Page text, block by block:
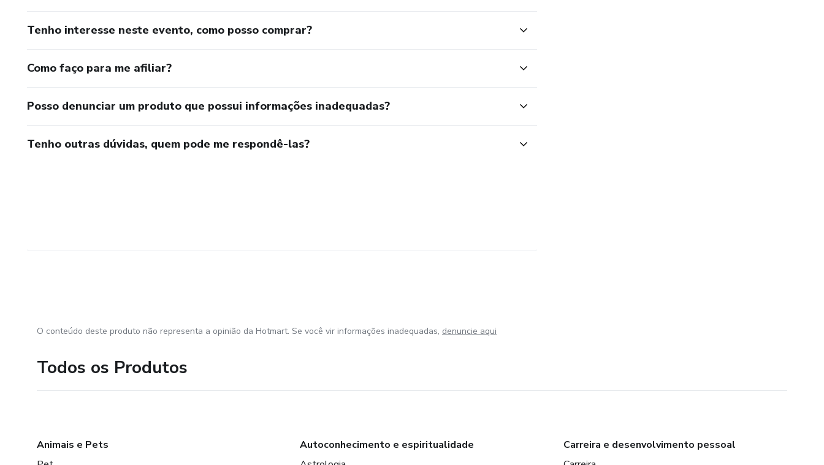
Tenho interesse neste evento, como posso comprar?
Como faço para me afiliar?
Posso denunciar um produto que possui informações inadequadas?
Tenho outras dúvidas, quem pode me respondê-las?
O conteúdo deste produto não representa a opinião da Hotmart. Se você vir informações inadequadas, denuncie aqui
Todos os Produtos
Animais e Pets
Autoconhecimento e espiritualidade
Carreira e desenvolvimento pessoal